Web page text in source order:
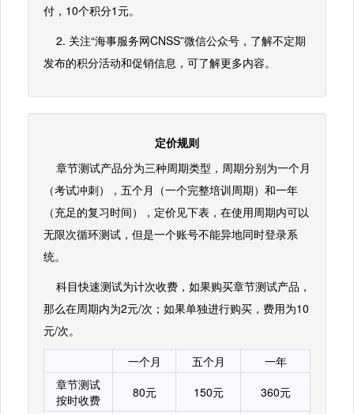
付，10个积分1元。
2. 关注“海事服务网CNSS”微信公众号，了解不定期
发布的积分活动和促销信息，可了解更多内容。
定价规则
章节测试产品分为三种周期类型，周期分别为一个月
（考试冲刺），五个月（一个完整培训周期）和一年
（充足的复习时间），定价见下表，在使用周期内可以
无限次循环测试，但是一个账号不能异地同时登录系
统。
科目快速测试为计次收费，如果购买章节测试产品，
那么在周期内为2元/次；如果单独进行购买，费用为10
元/次。
一个月
五个月
一年
章节测试
按时收费
80元 150元 360元